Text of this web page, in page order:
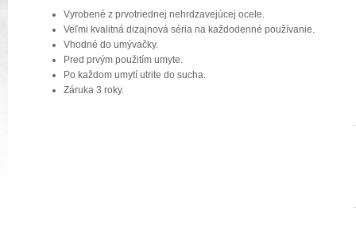
Vyrobené z prvotriednej nehrdzavejúcej ocele.
Veľmi kvalitná dizajnová séria na každodenné používanie.
Vhodné do umývačky.
Pred prvým použitím umyte.
Po každom umytí utrite do sucha.
Záruka 3 roky.